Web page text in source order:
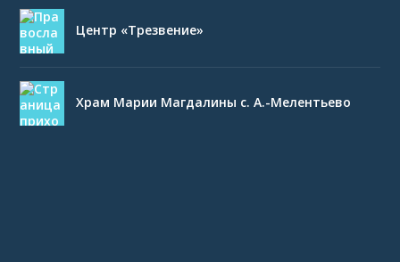
Центр «Трезвение»
Храм Марии Магдалины с. А.-Мелентьево